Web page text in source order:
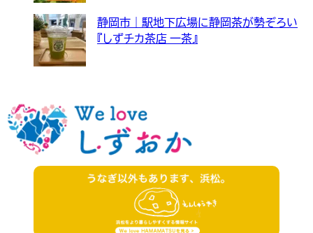
静岡市｜駅地下広場に静岡茶が勢ぞろい
『しずチカ茶店 一茶』